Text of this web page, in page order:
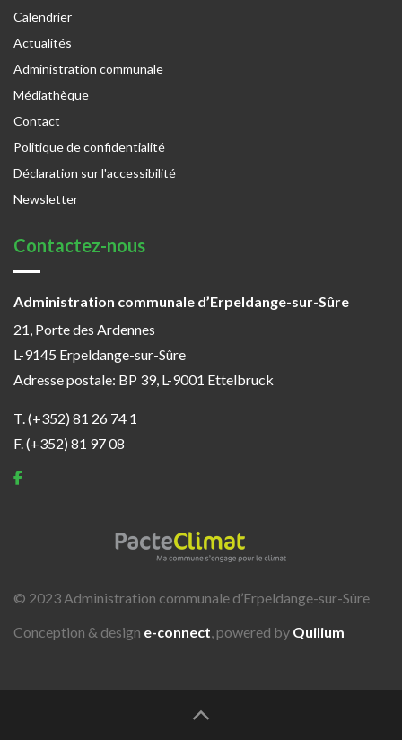
Calendrier
Actualités
Administration communale
Médiathèque
Contact
Politique de confidentialité
Déclaration sur l'accessibilité
Newsletter
Contactez-nous
Administration communale d’Erpeldange-sur-Sûre
21, Porte des Ardennes
L-9145 Erpeldange-sur-Sûre
Adresse postale: BP 39, L-9001 Ettelbruck
T. (+352) 81 26 74 1
F. (+352) 81 97 08
© 2023 Administration communale d’Erpeldange-sur-Sûre
Conception & design e-connect, powered by Quilium